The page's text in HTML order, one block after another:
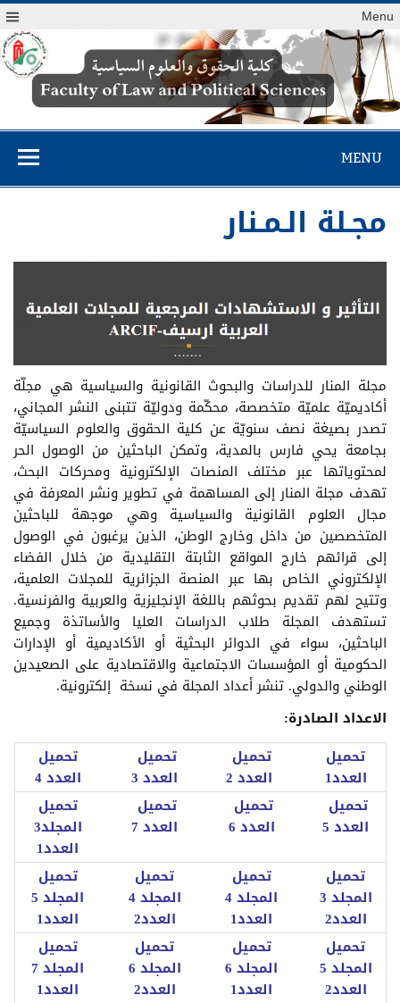
Menu
كلية الحقوق
والعلوم السياسية MENU
مجـلة الـمـنار
مجلة المنار للدراسات والبحوث القانونية والسياسية هي مجلّة
أكاديميّة علميّة متخصصة، محكّمة ودوليّة تتبنى النشر المجاني،
تصدر بصيغة نصف سنويّة عن كلية الحقوق والعلوم السياسيّة
بجامعة يحي فارس بالمدية، وتمكن الباحثين من الوصول الحر
لمحتوياتها عبر مختلف المنصات الإلكترونية ومحركات البحث،
تهدف مجلة المنار إلى المساهمة في تطوير ونشر المعرفة في
مجال العلوم القانونية والسياسية وهي موجهة للباحثين
المتخصصين من داخل وخارج الوطن، الذين يرغبون في الوصول
إلى قرائهم خارج المواقع الثابتة التقليدية من خلال الفضاء
الإلكتروني الخاص بها عبر المنصة الجزائرية للمجلات العلمية،
وتتيح لهم تقديم بحوثهم باللغة الإنجليزية والعربية والفرنسية.
تستهدف المجلة طلاب الدراسات العليا والأساتذة وجميع
الباحثين، سواء في الدوائر البحثية أو الأكاديمية أو الإدارات
الحكومية أو المؤسسات الاجتماعية والاقتصادية على الصعيدين
الوطني والدولي. تنشر أعداد المجلة في نسخة إلكترونية.
الاعداد الصادرة:
تحميل
العدد 4
تحميل
العدد 3
تحميل
تحميل
العدد1
تحميل
المجلد3
العدد1
تحميل
العدد 7
تحميل
العدد 6
تحميل
العدد 5
تحميل
المجلد 5
العدد1
تحميل
المجلد 4
العدد2
تحميل
المجلد 4
العدد1
تحميل
المجلد 3
العدد2
تحميل
المجلد 7
العدد1
تحميل
المجلد 6
العدد2
تحميل
المجلد 6
العدد1
تحميل
المجلد 5
العدد2